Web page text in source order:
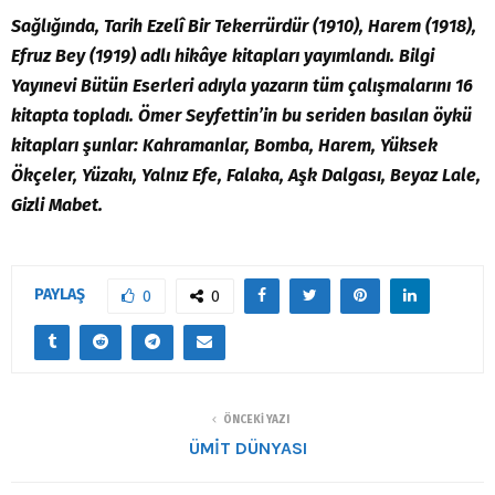
Sağlığında, Tarih Ezelî Bir Tekerrürdür (1910), Harem (1918),
Efruz Bey (1919) adlı hikâye kitapları yayımlandı. Bilgi
Yayınevi Bütün Eserleri adıyla yazarın tüm çalışmalarını 16
kitapta topladı. Ömer Seyfettin’in bu seriden basılan öykü
kitapları şunlar: Kahramanlar, Bomba, Harem, Yüksek
Ökçeler, Yüzakı, Yalnız Efe, Falaka, Aşk Dalgası, Beyaz Lale,
Gizli Mabet.
PAYLAŞ 0 0
ÖNCEKI YAZI
ÜMİT DÜNYASI